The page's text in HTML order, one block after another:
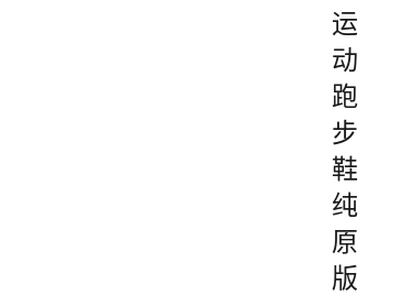
运
动
跑
步
鞋
纯
原
版